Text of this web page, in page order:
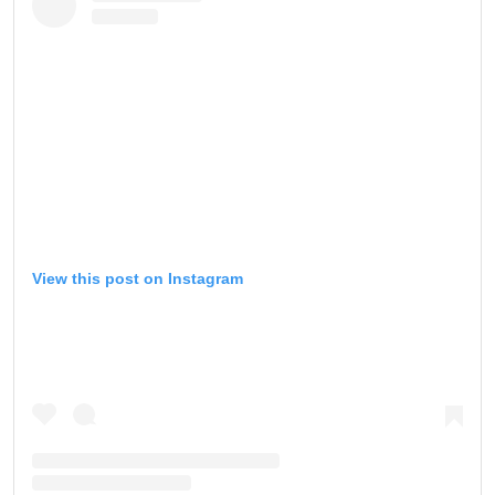
View this post on Instagram